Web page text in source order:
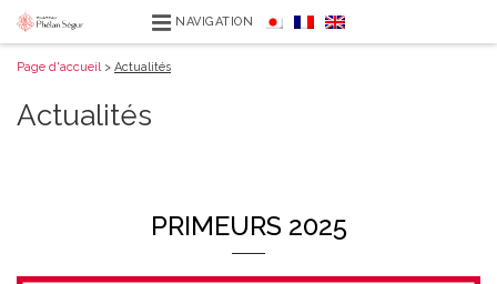
NAVIGATION
Page d'accueil> Actualités
Actualités
PRIMEURS 2025